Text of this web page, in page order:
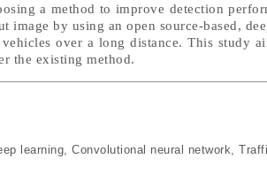
a method to improve detection
image by using an open source-based,
over a long distance. This study
the existing method.
learning, Convolutional neural network,